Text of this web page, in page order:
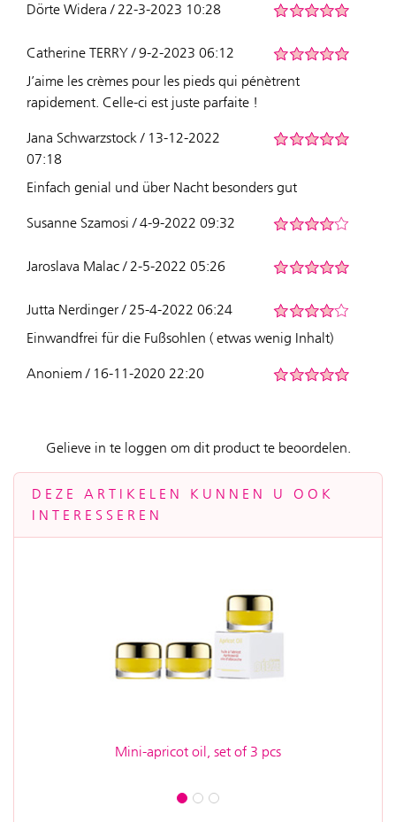
Dörte Widera / 22-3-2023 10:28
Catherine TERRY / 9-2-2023 06:12
J’aime les crèmes pour les pieds qui pénètrent
rapidement. Celle-ci est juste parfaite !
Jana Schwarzstock / 13-12-2022
07:18
Einfach genial und über Nacht besonders gut
Susanne Szamosi / 4-9-2022 09:32
Jaroslava Malac / 2-5-2022 05:26
Jutta Nerdinger / 25-4-2022 06:24
Einwandfrei für die Fußsohlen ( etwas wenig Inhalt)
Anoniem / 16-11-2020 22:20
Gelieve in te loggen om dit product te beoordelen.
DEZE ARTIKELEN KUNNEN U OOK
INTERESSEREN
Mini-apricot oil, set of 3 pcs